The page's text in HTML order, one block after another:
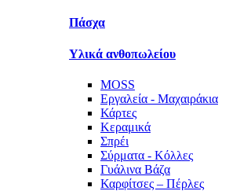
Πάσχα
Υλικά ανθοπωλείου
MOSS
Εργαλεία - Μαχαιράκια
Κάρτες
Κεραμικά
Σπρέι
Σύρματα - Κόλλες
Γυάλινα Βάζα
Καρφίτσες – Πέρλες